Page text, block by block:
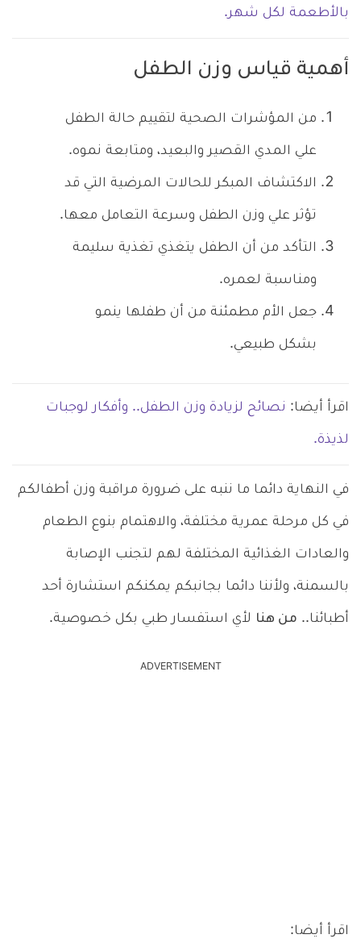
بالأطعمة لكل شهر.
أهمية قياس وزن الطفل
من المؤشرات الصحية لتقييم حالة الطفل
علي المدي القصير والبعيد، ومتابعة نموه.
الاكتشاف المبكر للحالات المرضية التي قد
تؤثر علي وزن الطفل وسرعة التعامل معها.
التأكد من أن الطفل يتغذي تغذية سليمة
ومناسبة لعمره.
جعل الأم مطمئنة من أن طفلها ينمو
بشكل طبيعي.
اقرأ أيضا: نصائح لزيادة وزن الطفل.. وأفكار لوجبات
لذيذة.
في النهاية دائما ما ننبه على ضرورة مراقبة وزن أطفالكم
في كل مرحلة عمرية مختلفة، والاهتمام بنوع الطعام
والعادات الغذائية المختلفة لهم لتجنب الإصابة
بالسمنة، ولأننا دائما بجانبكم يمكنكم استشارة أحد
أطبائنا.. من هنا لأي استفسار طبي بكل خصوصية.
ADVERTISEMENT
اقرأ أيضا: